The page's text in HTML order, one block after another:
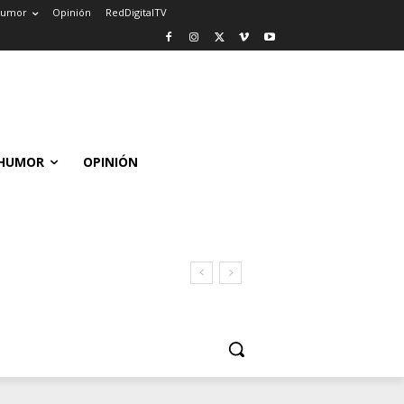
Opinión RedDigitalTV
OPINIÓN